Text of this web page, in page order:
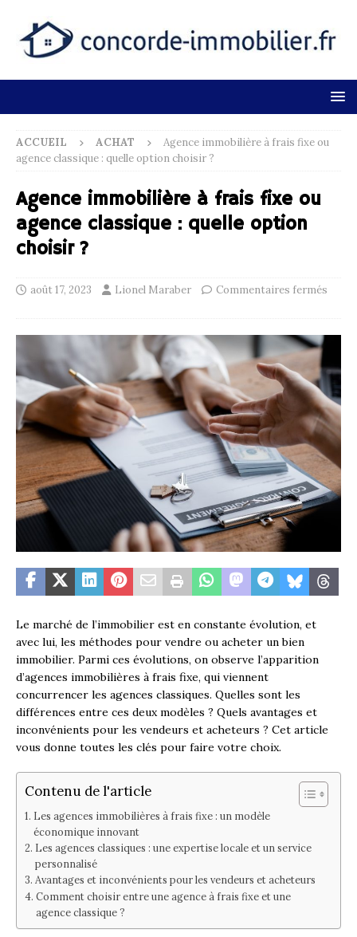
ACCUEIL ACHAT
Agence immobilière à frais fixe ou
agence classique : quelle option choisir ?
Agence immobilière à frais fixe ou
agence classique : quelle option
choisir ?
août 17, 2023 Lionel Maraber Commentaires fermés
Le marché de l’immobilier est en constante évolution, et
avec lui, les méthodes pour vendre ou acheter un bien
immobilier. Parmi ces évolutions, on observe l’apparition
d’agences immobilières à frais fixe, qui viennent
concurrencer les agences classiques. Quelles sont les
différences entre ces deux modèles ? Quels avantages et
inconvénients pour les vendeurs et acheteurs ? Cet article
vous donne toutes les clés pour faire votre choix.
Contenu de l'article
Les agences immobilières à frais fixe : un modèle
économique innovant
Les agences classiques : une expertise locale et un service
personnalisé
Avantages et inconvénients pour les vendeurs et acheteurs
Comment choisir entre une agence à frais fixe et une
agence classique ?